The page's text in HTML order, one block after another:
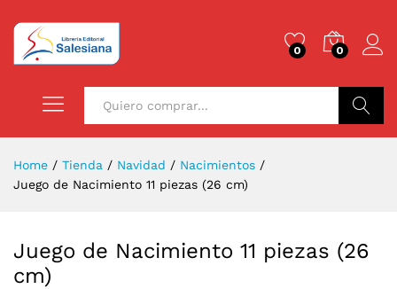
0 0
Home / Tienda / Navidad / Nacimientos /
Juego de Nacimiento 11 piezas (26 cm)
Juego de Nacimiento 11 piezas (26
cm)